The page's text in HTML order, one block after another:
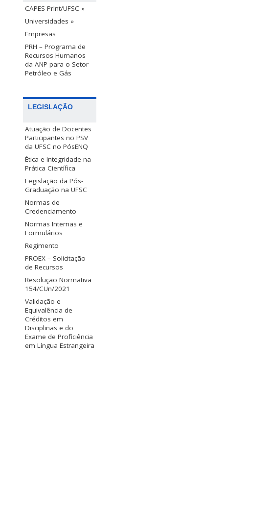
CAPES PrInt/UFSC »
Universidades »
Empresas
PRH – Programa de
Recursos Humanos
da ANP para o Setor
Petróleo e Gás
LEGISLAÇÃO
Atuação de Docentes
Participantes no PSV
da UFSC no PósENQ
Ética e Integridade na
Prática Científica
Legislação da Pós-
Graduação na UFSC
Normas de
Credenciamento
Normas Internas e
Formulários
Regimento
PROEX – Solicitação
de Recursos
Resolução Normativa
154/CUn/2021
Validação e
Equivalência de
Créditos em
Disciplinas e do
Exame de Proficiência
em Língua Estrangeira